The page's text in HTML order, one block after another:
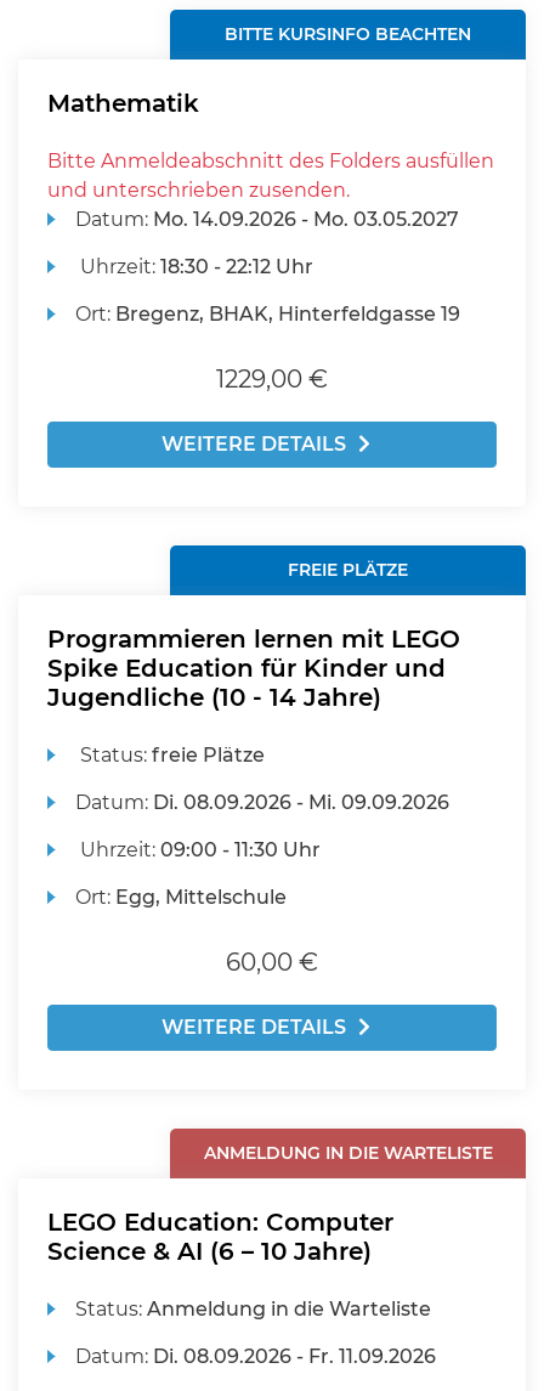
BITTE KURSINFO BEACHTEN
Mathematik
Bitte Anmeldeabschnitt des Folders ausfüllen
und unterschrieben zusenden.
Datum: Mo. 14.09.2026 - Mo. 03.05.2027
Uhrzeit:18:30 - 22:12 Uhr
Ort: Bregenz, BHAK, Hinterfeldgasse 19
1229,00 €
WEITERE DETAILS
FREIE PLÄTZE
Programmieren lernen mit LEGO
Spike Education für Kinder und
Jugendliche (10 - 14 Jahre)
Status:freie Plätze
Datum: Di. 08.09.2026 - Mi. 09.09.2026
Uhrzeit:09:00 - 11:30 Uhr
Ort: Egg, Mittelschule
60,00 €
WEITERE DETAILS
ANMELDUNG IN DIE WARTELISTE
LEGO Education: Computer
Science & AI (6 – 10 Jahre)
Status:Anmeldung in die Warteliste
Datum: Di. 08.09.2026 - Fr. 11.09.2026